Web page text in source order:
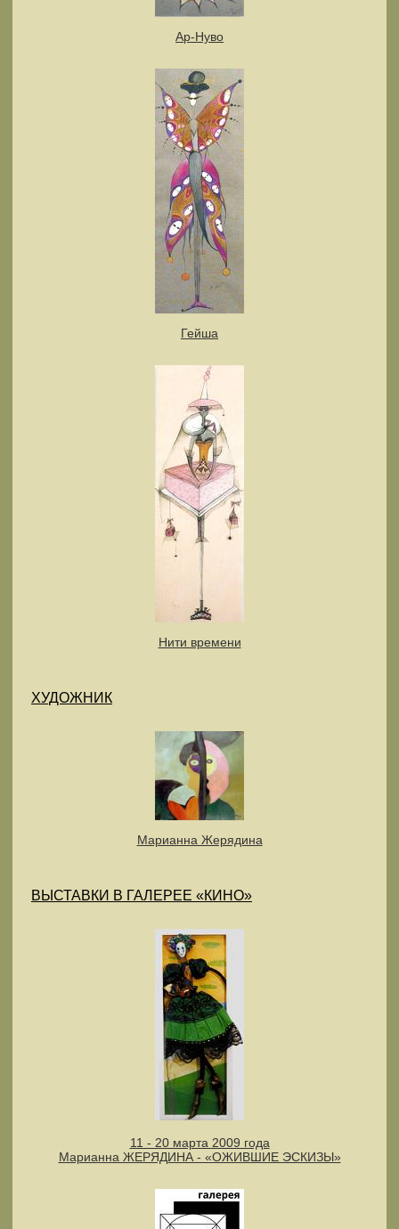
Ар-Нуво
Гейша
Нити времени
ХУДОЖНИК
Марианна Жерядина
ВЫСТАВКИ В ГАЛЕРЕЕ «КИНО»
11 - 20 марта 2009 года
Марианна ЖЕРЯДИНА - «ОЖИВШИЕ ЭСКИЗЫ»